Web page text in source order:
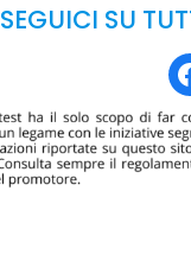
SEGUICI SU